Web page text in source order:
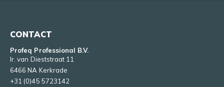
CONTACT
Profeq Professional B.V.
Ir. van Dieststraat 11
6466 NA Kerkrade
+31 (0)45 5723142